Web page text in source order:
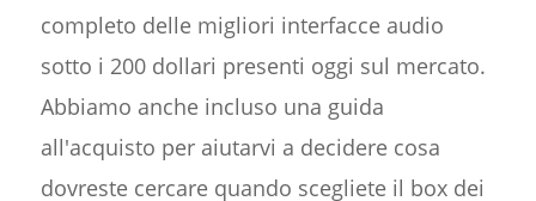
completo delle migliori interfacce audio
sotto i 200 dollari presenti oggi sul mercato.
Abbiamo anche incluso una guida
all'acquisto per aiutarvi a decidere cosa
dovreste cercare quando scegliete il box dei